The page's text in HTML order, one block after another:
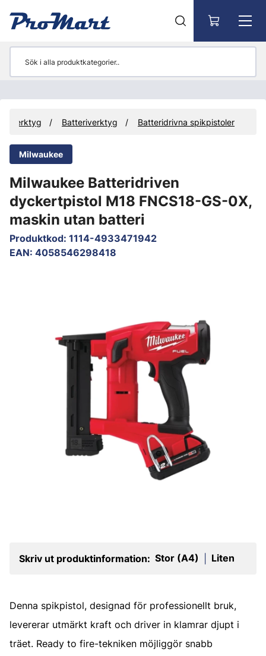
Verktyg Batteriverktyg Batteridrivna spikpistoler
Milwaukee
Milwaukee Batteridriven
dyckertpistol M18 FNCS18-GS-0X,
maskin utan batteri
Produktkod: 1114-4933471942
EAN: 4058546298418
Skriv ut produktinformation: Stor (A4) Liten
Denna spikpistol, designad för professionellt bruk,
levererar utmärkt kraft och driver in klamrar djupt i
träet. Ready to fire-tekniken möjliggör snabb